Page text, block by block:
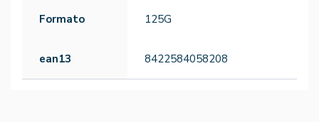
Formato 125G
ean13 8422584058208